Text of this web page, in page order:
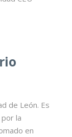
de León. Es
la
en